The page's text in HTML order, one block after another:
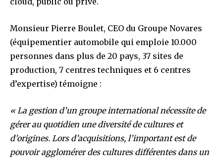
Monsieur Pierre Boulet, CEO du Groupe Novares
(équipementier automobile qui emploie 10.000
personnes dans plus de 20 pays, 37 sites de
production, 7 centres techniques et 6 centres
d’expertise) témoigne :
« La gestion d’un groupe international nécessite de
gérer au quotidien une diversité de cultures et
d’origines. Lors d’acquisitions, l’important est de
pouvoir agglomérer des cultures différentes dans un